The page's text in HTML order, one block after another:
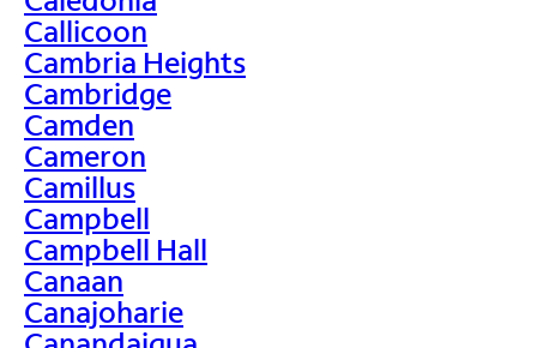
Callicoon
Cambria Heights
Cambridge
Camden
Cameron
Camillus
Campbell
Campbell Hall
Canaan
Canajoharie